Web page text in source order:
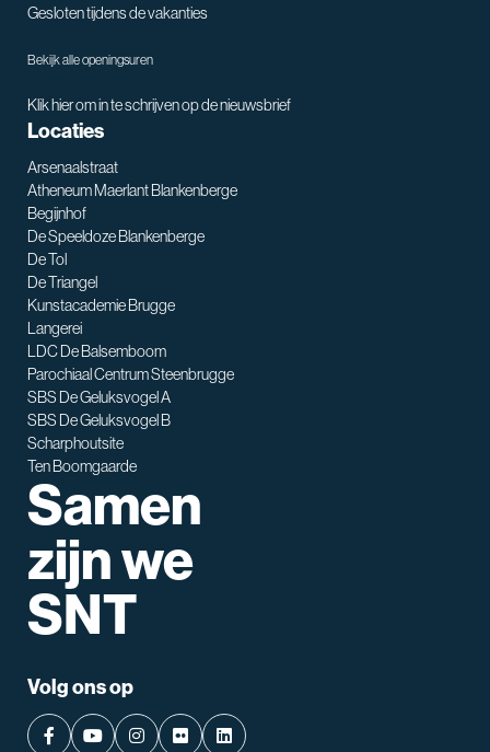
Gesloten tijdens de vakanties
Bekijk alle openingsuren
Klik hier om in te schrijven op de nieuwsbrief
Locaties
Arsenaalstraat
Atheneum Maerlant Blankenberge
Begijnhof
De Speeldoze Blankenberge
De Tol
De Triangel
Kunstacademie Brugge
Langerei
LDC De Balsemboom
Parochiaal Centrum Steenbrugge
SBS De Geluksvogel A
SBS De Geluksvogel B
Scharphoutsite
Ten Boomgaarde
Samen
zijn we
SNT
Volg ons op
SNT assistent
Waarmee kan ik je helpen?